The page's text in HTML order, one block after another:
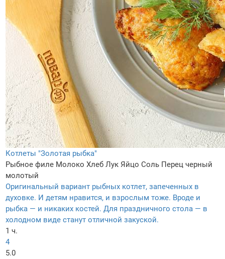
Котлеты "Золотая рыбка"
Рыбное филе Молоко Хлеб Лук Яйцо Соль Перец черный
молотый
Оригинальный вариант рыбных котлет, запеченных в
духовке. И детям нравится, и взрослым тоже. Вроде и
рыбка — и никаких костей. Для праздничного стола — в
холодном виде станут отличной закуской.
1 ч.
4
5.0